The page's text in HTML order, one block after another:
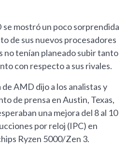
se mostró un poco sorprendida
de sus nuevos procesadores
no tenían planeado subir tanto
con respecto a sus rivales.
AMD dijo a los analistas y
de prensa en Austin, Texas,
una mejora del 8 al 10
por reloj (IPC) en
Ryzen 5000/Zen 3.